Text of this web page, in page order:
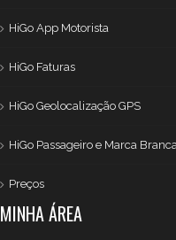
HiGo App Motorista
HiGo Faturas
HiGo Geolocalização GPS
HiGo Passageiro e Marca
Preços
MINHA ÁREA